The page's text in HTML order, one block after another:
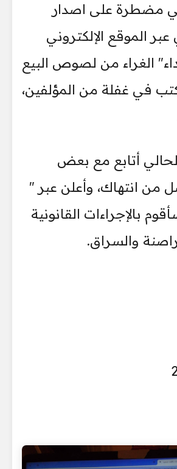
مضطرة على اصدار
الموقع الإلكتروني
الغراء من لصوص البيع
في غفلة من المؤلفين،
أتابع مع بعض
من انتهاك، وأعلن عبر "
بالإجراءات القانونية
والسراق.